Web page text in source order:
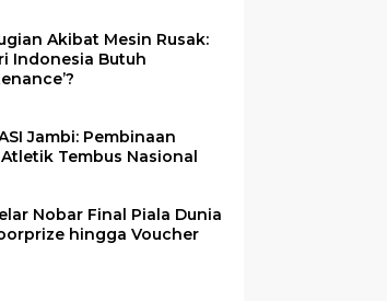
Akibat Mesin Rusak:
Indonesia Butuh
Jambi: Pembinaan
Tembus Nasional
Nobar Final Piala Dunia
hingga Voucher